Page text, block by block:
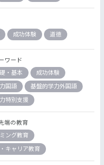
成功体験 道徳
ワード
・基本
成功体験
国語
基盤的学力外国語
特別支援
端の教育
ング教育
キャリア教育